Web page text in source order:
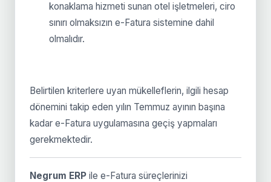
konaklama hizmeti sunan otel işletmeleri, ciro
sınırı olmaksızın e-Fatura sistemine dahil
olmalıdır.
Belirtilen kriterlere uyan mükelleflerin, ilgili hesap
dönemini takip eden yılın Temmuz ayının başına
kadar e-Fatura uygulamasına geçiş yapmaları
gerekmektedir.
Negrum ERP ile e-Fatura süreçlerinizi